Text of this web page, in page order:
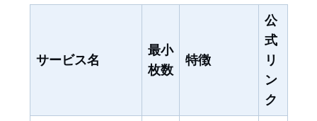
サービス名
最小
枚数
特徴
公
式
リ
ン
ク